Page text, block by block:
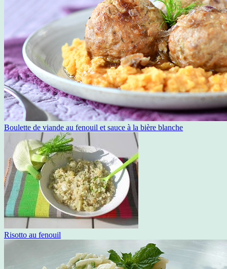
Boulette de viande au fenouil et sauce à la bière blanche
Risotto au fenouil